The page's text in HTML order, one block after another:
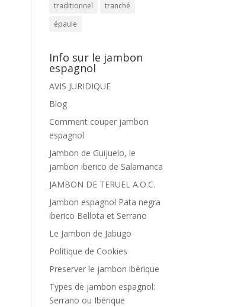
traditionnel
tranché
épaule
Info sur le jambon
espagnol
AVIS JURIDIQUE
Blog
Comment couper jambon
espagnol
Jambon de Guijuelo, le
jambon iberico de Salamanca
JAMBON DE TERUEL A.O.C.
Jambon espagnol Pata negra
iberico Bellota et Serrano
Le Jambon de Jabugo
Politique de Cookies
Preserver le jambon ibérique
Types de jambon espagnol:
Serrano ou Ibérique